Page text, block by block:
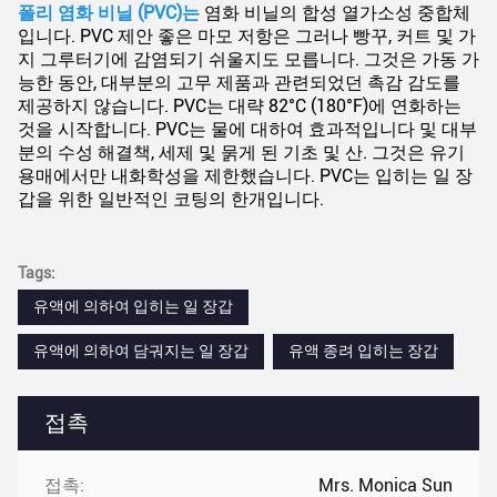
접촉
접촉: Mrs. Monica Sun
폴리 염화 비닐 (PVC)는 염화 비닐의 합성 열가소성 중합체
입니다. PVC 제안 좋은 마모 저항은 그러나 빵꾸, 커트 및 가
지 그루터기에 감염되기 쉬울지도 모릅니다. 그것은 가동 가
능한 동안, 대부분의 고무 제품과 관련되었던 촉감 감도를
제공하지 않습니다. PVC는 대략 82°C (180°F)에 연화하는
것을 시작합니다. PVC는 물에 대하여 효과적입니다 및 대부
분의 수성 해결책, 세제 및 묽게 된 기초 및 산. 그것은 유기
용매에서만 내화학성을 제한했습니다. PVC는 입히는 일 장
갑을 위한 일반적인 코팅의 한개입니다.
Tags:
유액에 의하여 입히는 일 장갑
유액에 의하여 담궈지는 일 장갑 유액 종려 입히는 장갑